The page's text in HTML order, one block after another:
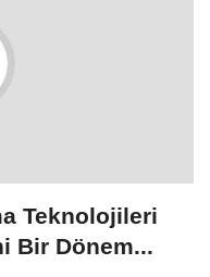
Teknolojileri
Bir Dönem...